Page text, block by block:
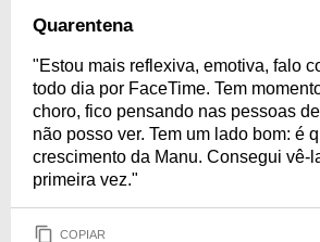
Quarentena
"Estou mais reflexiva, emotiva, falo
todo dia por FaceTime. Tem
choro, fico pensando nas pessoas
não posso ver. Tem um lado bom: é
crescimento da Manu. Consegui vê-
primeira vez."
COPIAR